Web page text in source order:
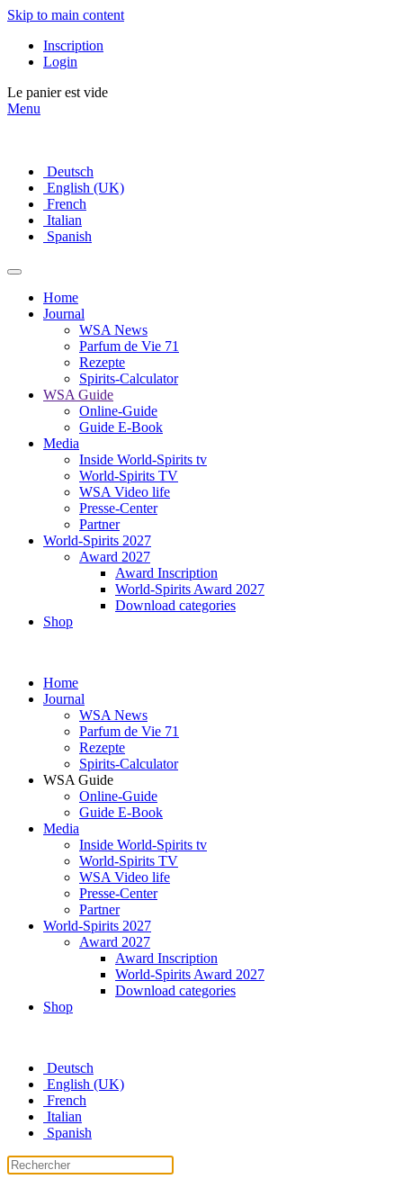
Skip to main content
Inscription
Login
Le panier est vide
Menu
Deutsch
English (UK)
French
Italian
Spanish
Home
Journal
WSA News
Parfum de Vie 71
Rezepte
Spirits-Calculator
WSA Guide
Online-Guide
Guide E-Book
Media
Inside World-Spirits tv
World-Spirits TV
WSA Video life
Presse-Center
Partner
World-Spirits 2027
Award 2027
Award Inscription
World-Spirits Award 2027
Download categories
Shop
Home
Journal
WSA News
Parfum de Vie 71
Rezepte
Spirits-Calculator
WSA Guide
Online-Guide
Guide E-Book
Media
Inside World-Spirits tv
World-Spirits TV
WSA Video life
Presse-Center
Partner
World-Spirits 2027
Award 2027
Award Inscription
World-Spirits Award 2027
Download categories
Shop
Deutsch
English (UK)
French
Italian
Spanish